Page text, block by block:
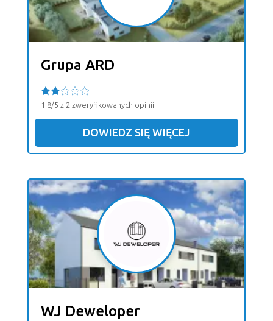
Grupa ARD
1.8/5 z 2 zweryfikowanych opinii
DOWIEDZ SIĘ WIĘCEJ
WJ Deweloper